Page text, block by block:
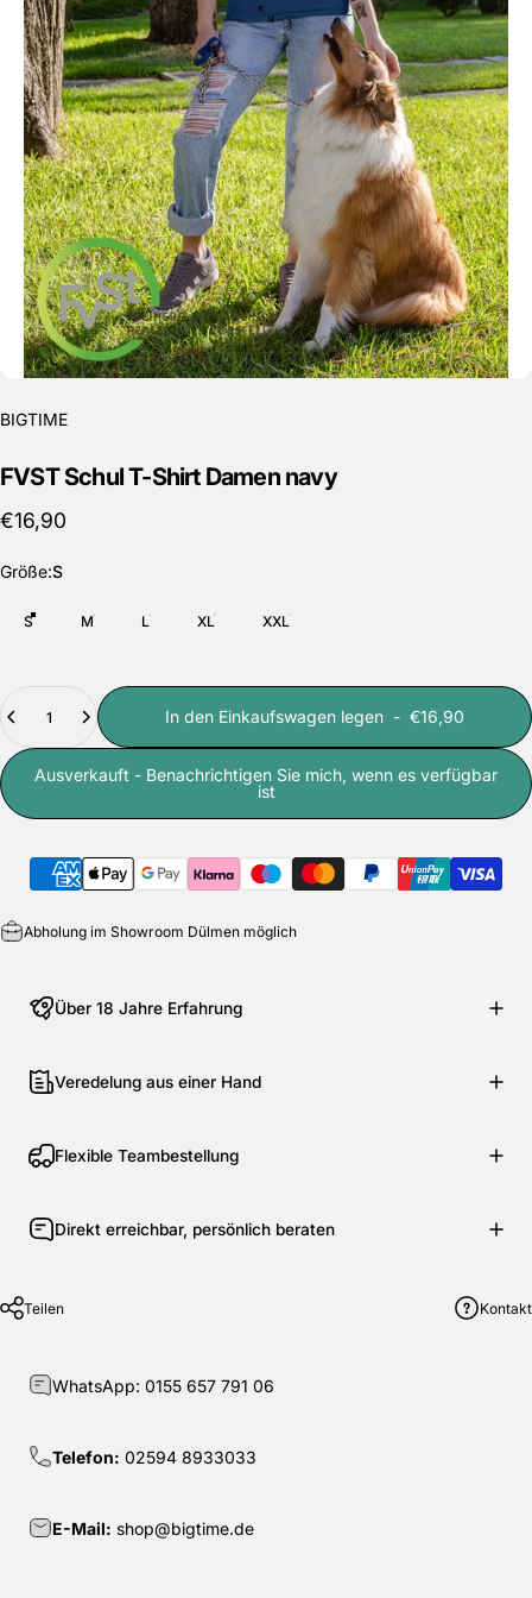
BIGTIME
FVSTSchulT-Shirt Damen navy
€16,90
Größe
Größe:S
S M L XL XXL
Anzahl
In den Einkaufswagen legen - €16,90
Ausverkauft - Benachrichtigen Sie mich, wenn es verfügbar
ist
Abholung im Showroom Dülmen möglich
Über 18 Jahre Erfahrung
Veredelung aus einer Hand
Flexible Teambestellung
Direkt erreichbar, persönlich beraten
Teilen Kontakt
WhatsApp: 0155 657 791 06
Telefon: 02594 8933033
E-Mail: shop@bigtime.de